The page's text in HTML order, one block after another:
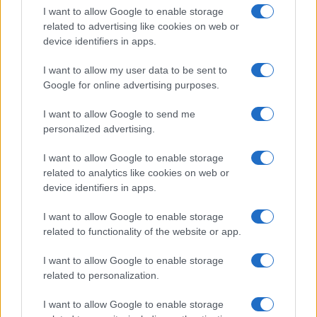
I want to allow Google to enable storage
related to advertising like cookies on web or
device identifiers in apps.
I want to allow my user data to be sent to
Google for online advertising purposes.
I want to allow Google to send me
personalized advertising.
I want to allow Google to enable storage
related to analytics like cookies on web or
device identifiers in apps.
I want to allow Google to enable storage
related to functionality of the website or app.
I want to allow Google to enable storage
related to personalization.
I want to allow Google to enable storage
Chi siamo
Contributors
Facebook
Twitter
Google News
Mastodon
Globalist
Globalscience
Globalsport
Salute
GiULia
Giornale dello
Spettacolo
Giuliana Sgrena